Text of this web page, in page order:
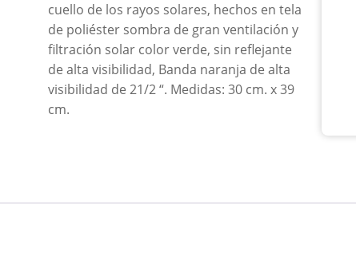
cuello de los rayos solares, hechos en tela
de poliéster sombra de gran ventilación y
filtración solar color verde, sin reflejante
de alta visibilidad, Banda naranja de alta
visibilidad de 21/2 “. Medidas: 30 cm. x 39
cm.